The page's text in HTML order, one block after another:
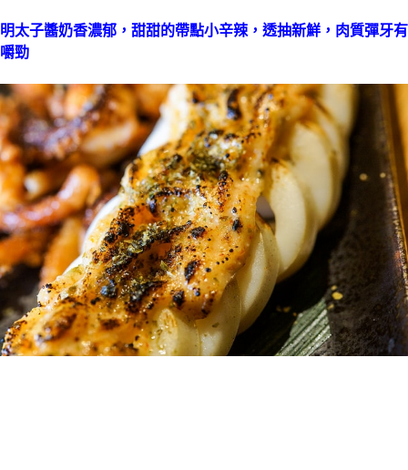
明太子醬奶香濃郁，甜甜的帶點小辛辣，透抽新鮮，肉質彈牙有
嚼勁